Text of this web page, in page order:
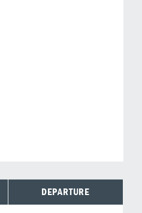
DEPARTURE